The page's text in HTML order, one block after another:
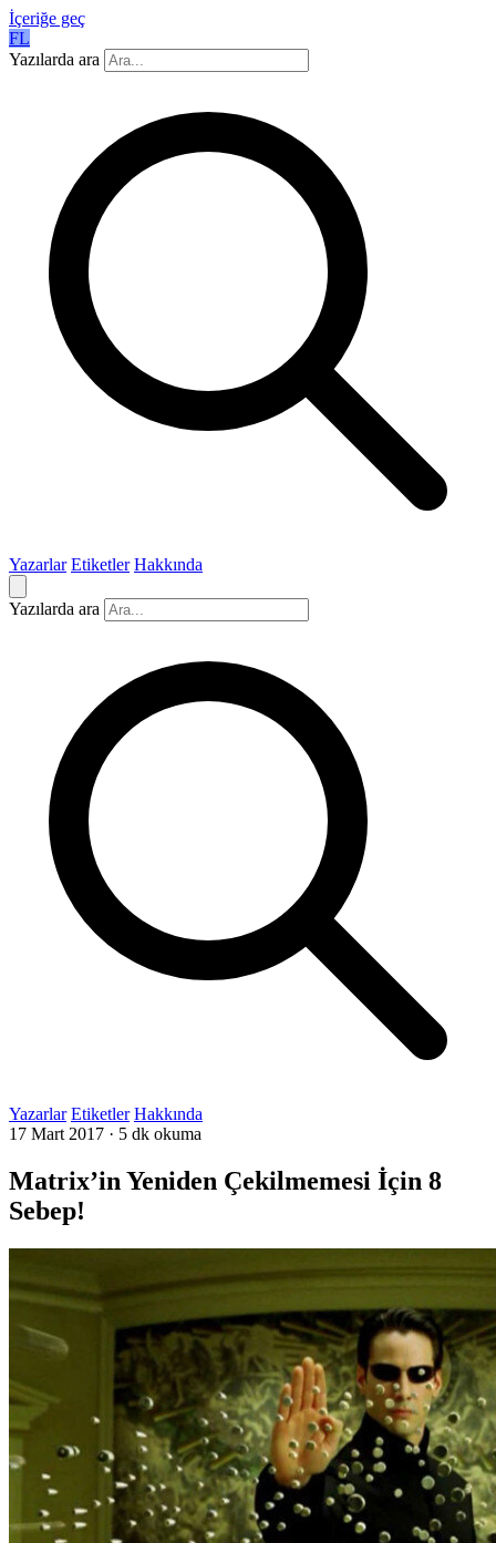
İçeriğe geç
FL
Yazılarda ara
Yazarlar Etiketler Hakkında
Yazılarda ara
Yazarlar Etiketler Hakkında
17 Mart 2017 · 5 dk okuma
Matrix’in Yeniden Çekilmemesi İçin 8
Sebep!